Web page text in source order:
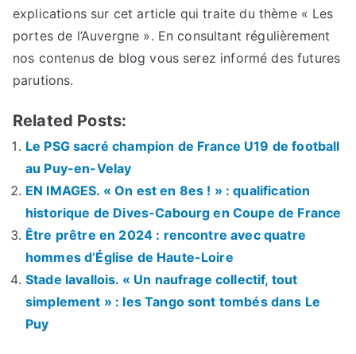
explications sur cet article qui traite du thème « Les
portes de l’Auvergne ». En consultant régulièrement
nos contenus de blog vous serez informé des futures
parutions.
Related Posts:
Le PSG sacré champion de France U19 de football
au Puy-en-Velay
EN IMAGES. « On est en 8es ! » : qualification
historique de Dives-Cabourg en Coupe de France
Être prêtre en 2024 : rencontre avec quatre
hommes d’Église de Haute-Loire
Stade lavallois. « Un naufrage collectif, tout
simplement » : les Tango sont tombés dans Le
Puy